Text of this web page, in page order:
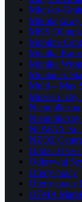
Miejsko-
MKS
Mobilne
Monika
Monika
Montanex
Multi – Max
Muzea i izby
Niepubliczna
Niepubliczny
NOWAX Sp.
NZOZ
Oddział
Odkrywaj
Oferty pracy
Oferty pracy
OFMA